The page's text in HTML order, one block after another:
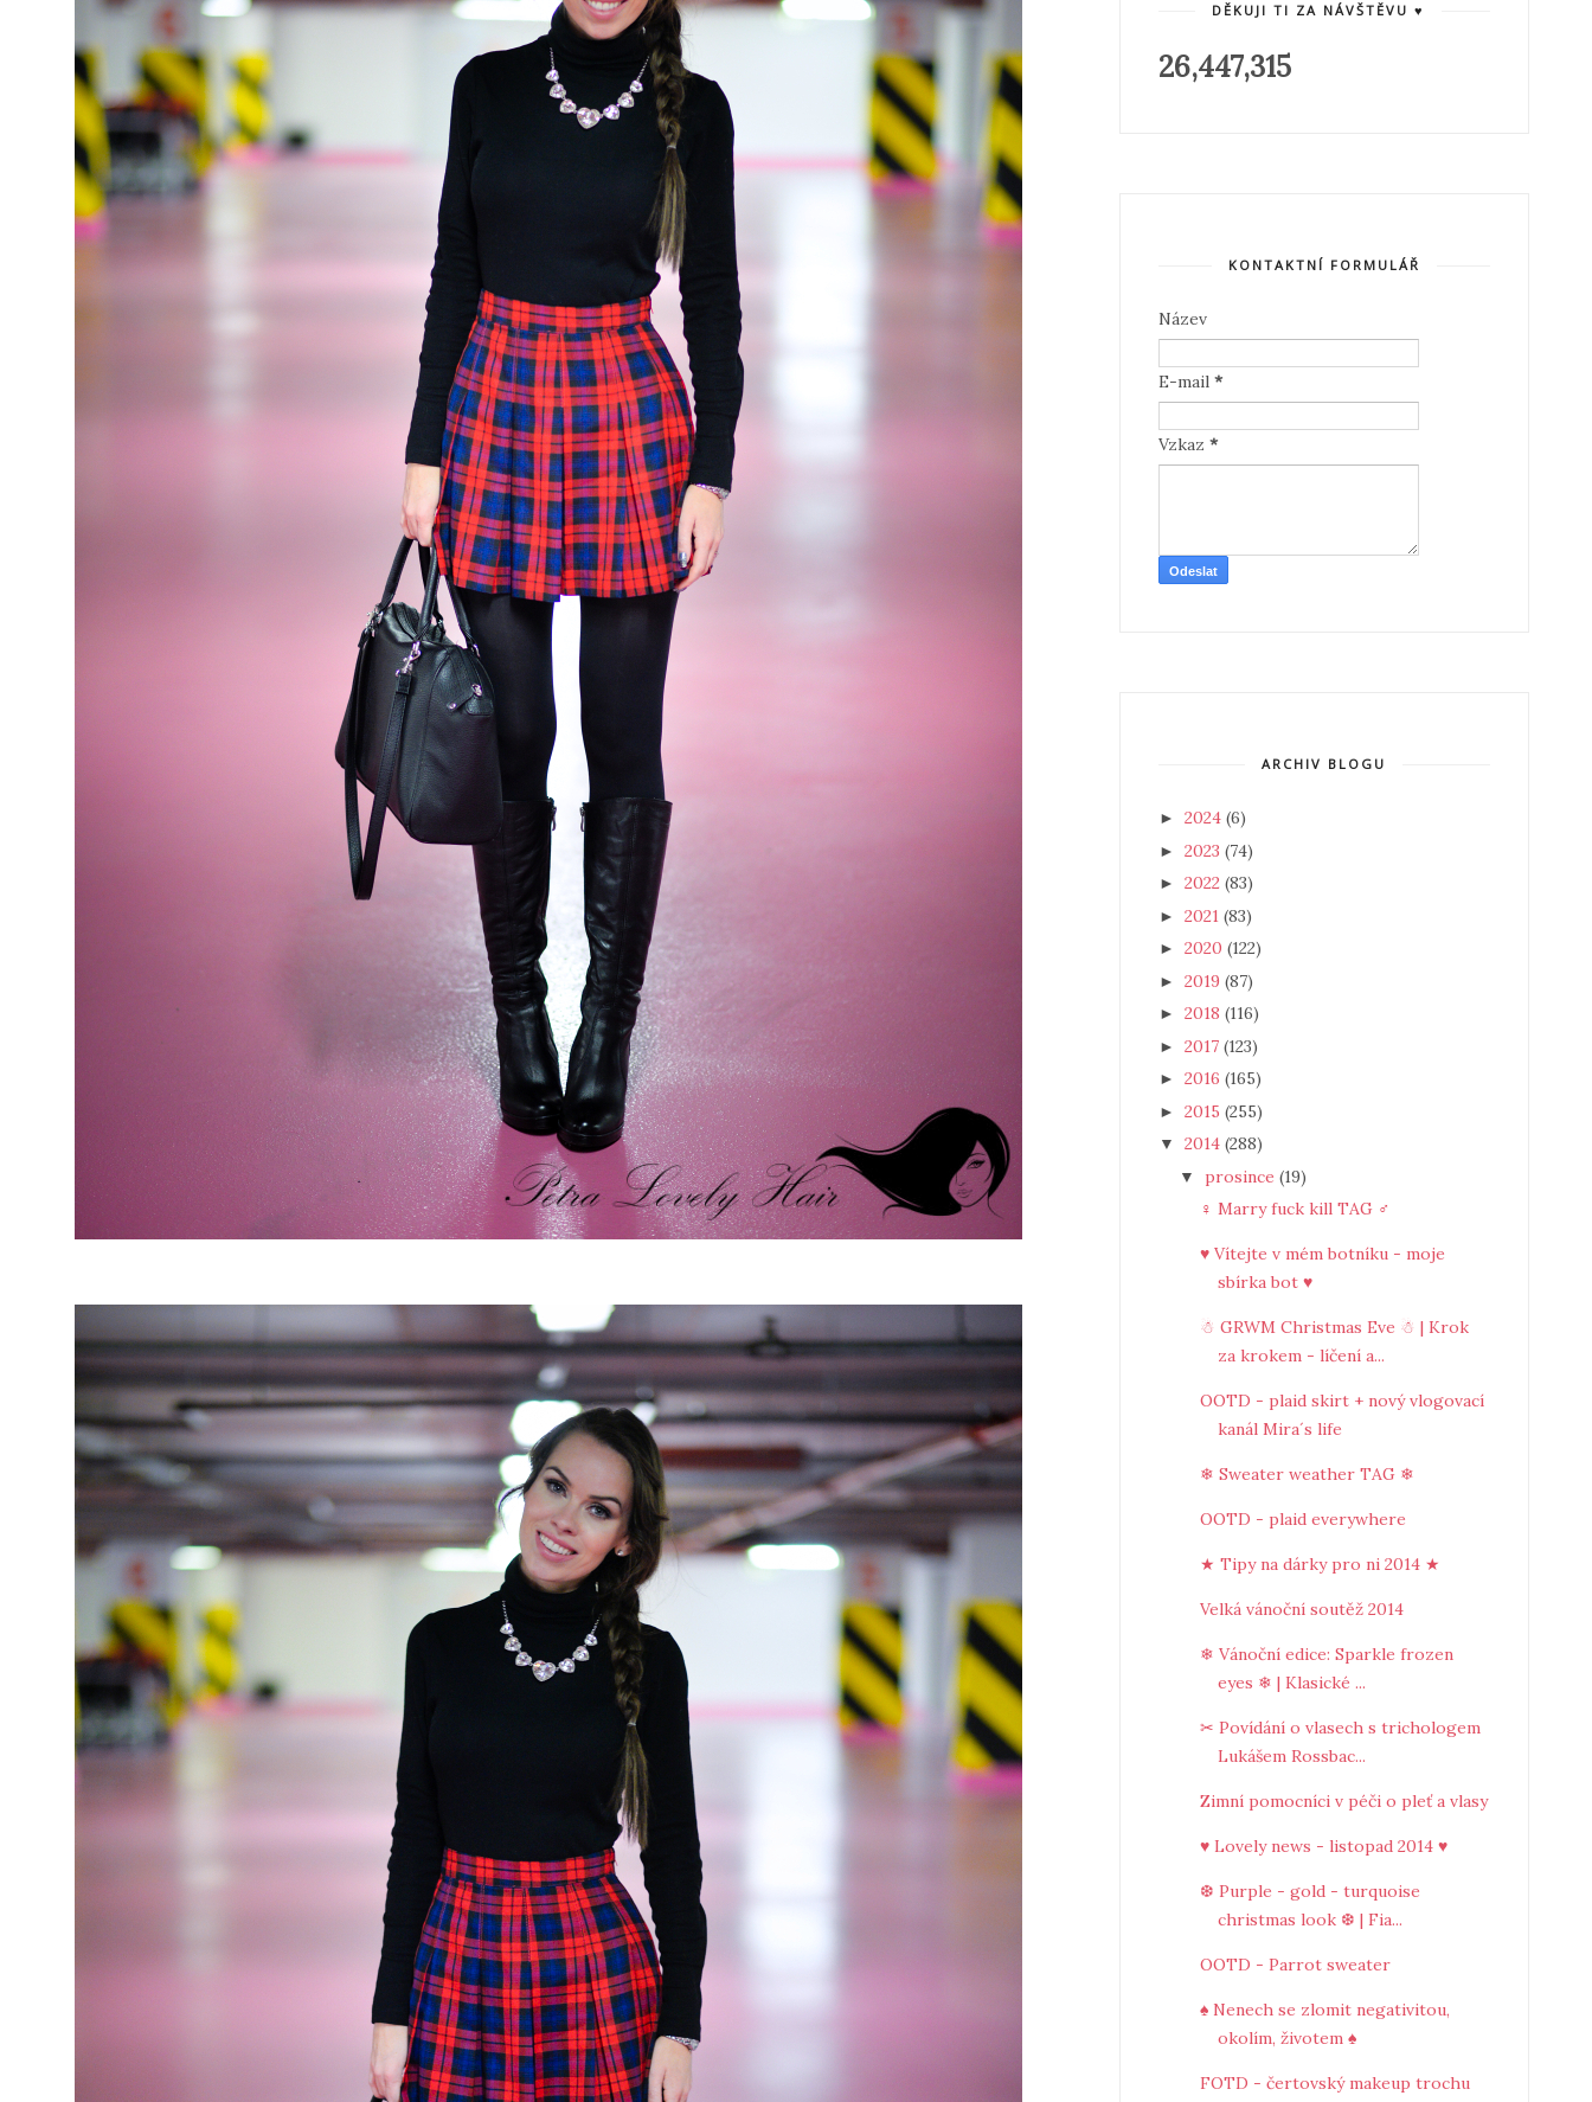
DĚKUJI TI ZA NÁVŠTĚVU ♥
26,447,315
KONTAKTNÍ FORMULÁŘ
Název
E-mail *
Vzkaz *
ARCHIV BLOGU
► 2024 (6)
► 2023 (74)
► 2022 (83)
► 2021 (83)
► 2020 (122)
► 2019 (87)
► 2018 (116)
► 2017 (123)
► 2016 (165)
► 2015 (255)
▼ 2014 (288)
▼ prosince (19)
♀ Marry fuck kill TAG ♂
♥ Vítejte v mém botníku - moje
sbírka bot ♥
☃ GRWM Christmas Eve ☃ | Krok
za krokem - líčení a...
OOTD - plaid skirt + nový vlogovací
kanál Mira´s life
❄ Sweater weather TAG ❄
OOTD - plaid everywhere
★ Tipy na dárky pro ni 2014 ★
Velká vánoční soutěž 2014
❄ Vánoční edice: Sparkle frozen
eyes ❄ | Klasické ...
✂ Povídání o vlasech s trichologem
Lukášem Rossbac...
Zimní pomocníci v péči o pleť a vlasy
♥ Lovely news - listopad 2014 ♥
❆ Purple - gold - turquoise
christmas look ❆ | Fia...
OOTD - Parrot sweater
♠ Nenech se zlomit negativitou,
okolím, životem ♠
FOTD - čertovský makeup trochu